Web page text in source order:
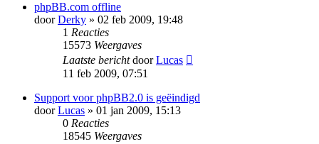
phpBB.com offline
doorDerky » 02 feb 2009, 19:48
1 Reacties
15573 Weergaves
Laatste berichtdoorLucas
11 feb 2009, 07:51
Support voor phpBB2.0 is geëindigd
doorLucas » 01 jan 2009, 15:13
0 Reacties
18545 Weergaves